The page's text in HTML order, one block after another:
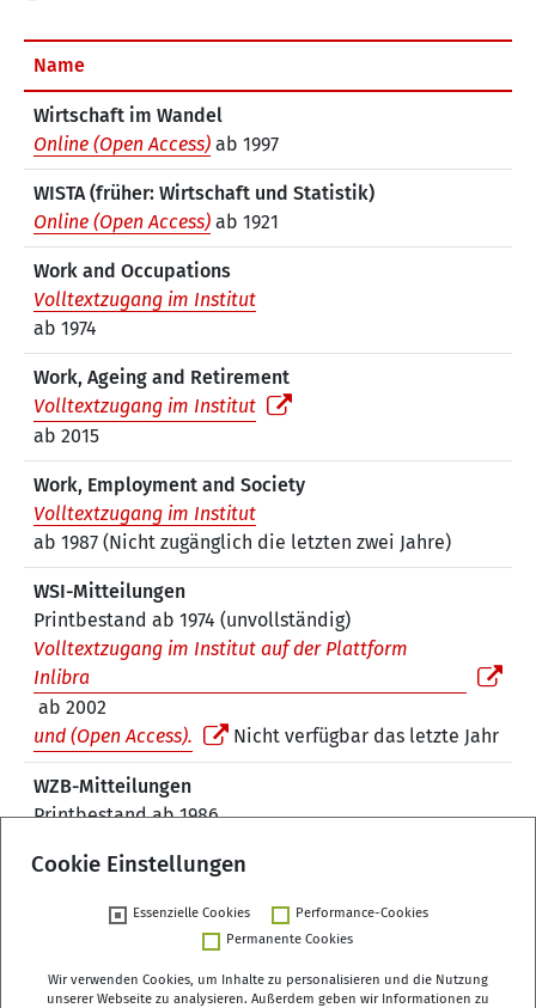
Name
Wirtschaft im Wandel
Online (Open Access) ab 1997
WISTA (früher: Wirtschaft und Statistik)
Online (Open Access) ab 1921
Work and Occupations
Volltextzugang im Institut
ab 1974
Work, Ageing and Retirement
Volltextzugang im Institut
ab 2015
Work, Employment and Society
Volltextzugang im Institut
ab 1987 (Nicht zugänglich die letzten zwei Jahre)
WSI-Mitteilungen
Printbestand ab 1974 (unvollständig)
Volltextzugang im Institut auf der Plattform
Inlibra
ab 2002
und (Open Access).
Nicht verfügbar das letzte Jahr
WZB-Mitteilungen
Printbestand ab 1986
Cookie Einstellungen
Essenzielle Cookies
Performance-Cookies
Permanente Cookies
Wir verwenden Cookies, um Inhalte zu personalisieren und die Nutzung
unserer Webseite zu analysieren. Außerdem geben wir Informationen zu